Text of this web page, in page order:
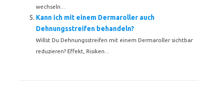
wechseln...
Kann ich mit einem Dermaroller auch
Dehnungsstreifen behandeln?
Willst Du Dehnungsstreifen mit einem Dermaroller sichtbar
reduzieren? Effekt, Risiken...